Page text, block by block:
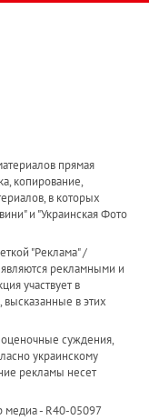
прямая
копирование,
в которых
и "Украинская Фото
"Реклама" /
рекламными и
участвует в
высказанные в этих
оценочные суждения,
украинскому
рекламы несет
медиа - R40-05097